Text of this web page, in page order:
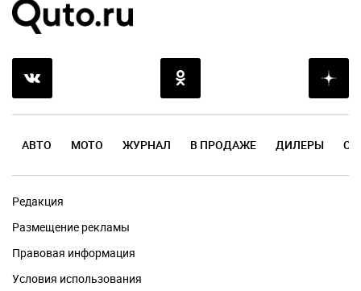
АВТО МОТО ЖУРНАЛ В ПРОДАЖЕ ДИЛЕРЫ
Редакция
Размещение рекламы
Правовая информация
Условия использования